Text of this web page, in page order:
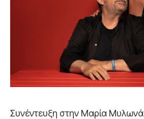
Συνέντευξη στην Μαρία Μυλωνά